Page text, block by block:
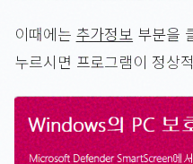
이때에는 추가정보 부분을
누르시면 프로그램이 정상